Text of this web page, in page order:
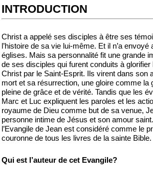
INTRODUCTION
Christ a appelé ses disciples à être ses
l’histoire de sa vie lui-même. Et il n’a envoyé
églises. Mais sa personnalité fit une grande
de ses disciples qui furent conduits à
Christ par le Saint-Esprit. Ils virent dans son
mort et sa résurrection, une gloire comme la
pleine de grâce et de vérité. Tandis que les
Marc et Luc expliquent les paroles et les
royaume de Dieu comme but de sa venue,
personne intime de Jésus et son amour
l’Evangile de Jean est considéré comme le
couronne de tous les livres de la sainte Bible.
Qui est l’auteur de cet Evangile?